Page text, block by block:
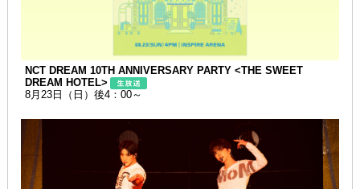
NCT DREAM 10TH ANNIVERSARY PARTY <THE SWEET
DREAM HOTEL>
8月23日（日）後4：00～